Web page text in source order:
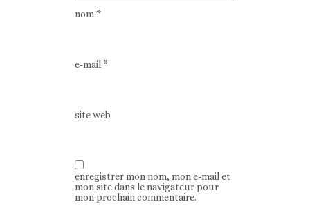
nom*
e-mail*
site web
enregistrer mon nom, mon e-mail et
mon site dans le navigateur pour
mon prochain commentaire.